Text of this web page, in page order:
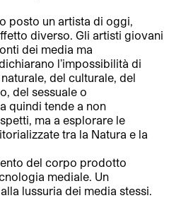
posto un artista di oggi,
diverso. Gli artisti giovani
dei media ma
l’impossibilità di
del culturale, del
del sessuale o
quindi tende a non
ma a esplorare le
tra la Natura e la
del corpo prodotto
mediale. Un
lussuria dei media stessi.